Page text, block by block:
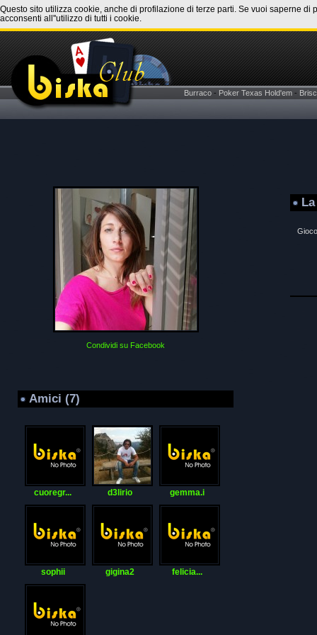
Questo sito utilizza cookie, anche di profilazione di terze parti. Se vuoi saperne
acconsenti all''utilizzo di tutti i cookie.
Burraco - Poker Texas Hold'em -
Condividi su Facebook
Amici (7)
cuoregr... d3lirio gemma.i
sophii gigina2 felicia...